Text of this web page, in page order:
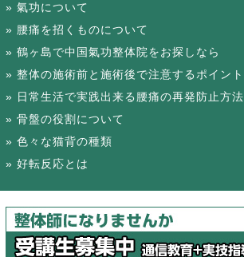
氣功について
腰痛を招くものについて
鶴ヶ島で中国氣功整体院をお探しなら
整体の施術前と施術後で注意するポイント
日常生活で実践出来る腰痛の再発防止方法
骨盤の役割について
色々な猫背の種類
好転反応とは